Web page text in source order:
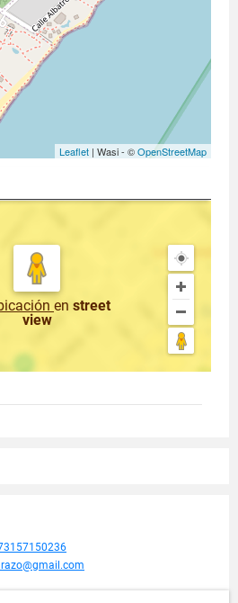
Leaflet | Wasi - ©OpenStreetMap
en street
view